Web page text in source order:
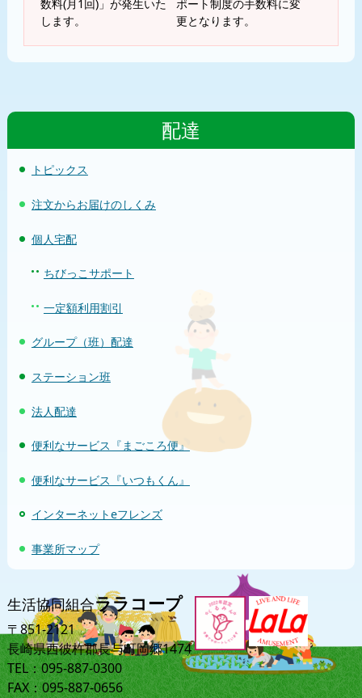
数料(月1回)」が発生いた
します。
ポート制度の手数料に変
更となります。
配達
トピックス
注文からお届けのしくみ
個人宅配
ちびっこサポート
一定額利用割引
グループ（班）配達
ステーション班
法人配達
便利なサービス『まごころ便』
便利なサービス『いつもくん』
インターネットeフレンズ
事業所マップ
生活協同組合ララコープ
〒851-2121
長崎県西彼杵郡長与町岡郷1474
TEL：095-887-0300
FAX：095-887-0656